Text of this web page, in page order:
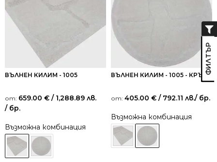
ВЪЛНЕН КИЛИМ - 1005
от: 659.00 € / 1,288.89 лв.
/ бр.
Възможна комбинация
ВЪЛНЕН КИЛИМ - 1005 - КРЪГ
от: 405.00 € / 792.11 лв./ бр.
Възможна комбинация